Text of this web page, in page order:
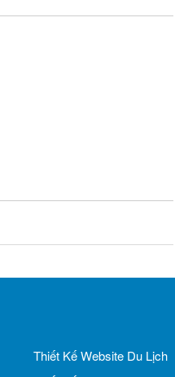
Thiết Kế Website Du Lịch